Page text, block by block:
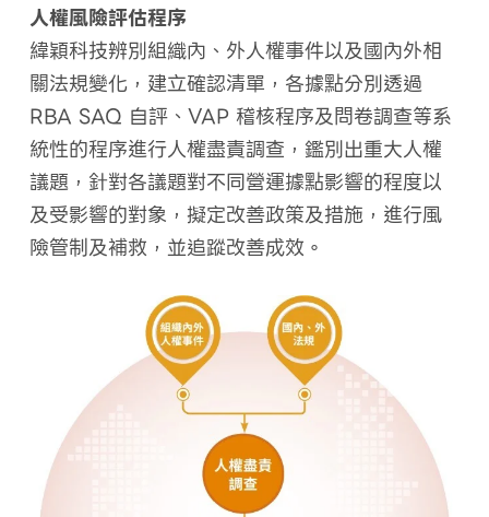
人權風險評估程序
緯穎科技辨別組織內、外人權事件以及國內外相
關法規變化，建立確認清單，各據點分別透過
RBA SAQ 自評、VAP 稽核程序及問卷調查等系
統性的程序進行人權盡責調查，鑑別出重大人權
議題，針對各議題對不同營運據點影響的程度以
及受影響的對象，擬定改善政策及措施，進行風
險管制及補救，並追蹤改善成效。